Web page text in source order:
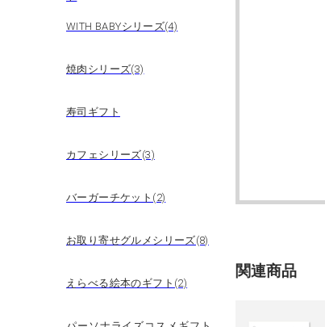
WITH BABYシリーズ(4)
焼肉シリーズ(3)
寿司ギフト
カフェシリーズ(3)
バーガーチケット(2)
お取り寄せグルメシリーズ(8)
えらべる絵本のギフト(2)
関連商品